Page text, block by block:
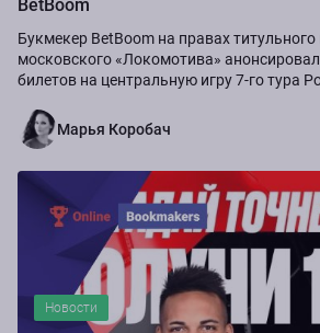
BetBoom
Букмекер BetBoom на правах титульного
московского «Локомотива»
билетов на центральную игру 7-го тура
Марья Коробач
Новости